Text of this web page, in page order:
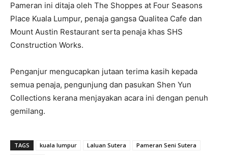
Pameran ini ditaja oleh The Shoppes at Four Seasons
Place Kuala Lumpur, penaja gangsa Qualitea Cafe dan
Mount Austin Restaurant serta penaja khas SHS
Construction Works.
Penganjur mengucapkan jutaan terima kasih kepada
semua penaja, pengunjung dan pasukan Shen Yun
Collections kerana menjayakan acara ini dengan penuh
gemilang.
TAGS kuala lumpur Laluan Sutera
Pameran Seni Sutera